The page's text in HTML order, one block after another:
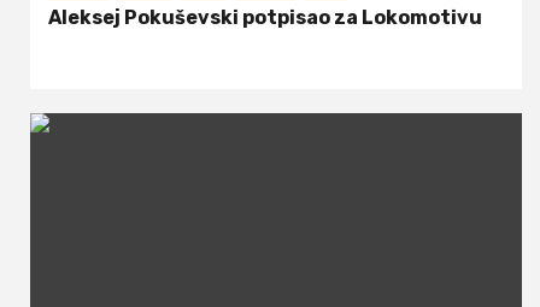
Aleksej Pokuševski potpisao za Lokomotivu